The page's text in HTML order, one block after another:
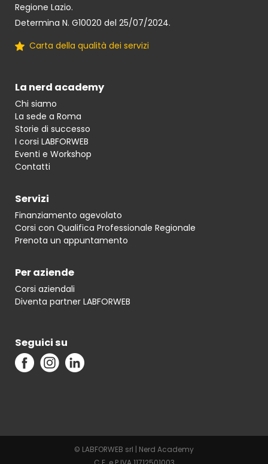
Regione Lazio.
Determina N. G10020 del 25/07/2024.
Carta della qualità dei servizi
La nerd academy
Chi siamo
La sede a Roma
Storie di successo
I corsi LABFORWEB
Eventi e Workshop
Contatti
Servizi
Finanziamento agevolato
Corsi con Qualifica Professionale Regionale
Prenota un appuntamento
Per aziende
Corsi aziendali
Diventa partner LABFORWEB
Seguici su
© LABFORWEB srl | Nerd Academy